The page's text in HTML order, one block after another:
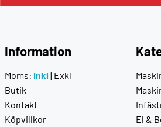
Information
Moms: Inkl | Exkl
Butik
Kontakt
Köpvillkor
El &